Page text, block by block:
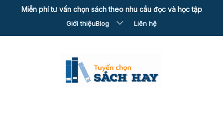
Miễn phí tư vấn chọn sách theo nhu cầu đọc và học tập
Giới thiệuBlog Liên hệ